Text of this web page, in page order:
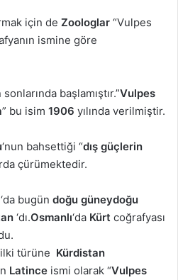
için de Zoologlar “Vulpes
ismine göre
başlamıştır.”Vulpes
” bu isim 1906 yılında verilmiştir.
‘nun bahsettiği “dış güçlerin
çürümektedir.
‘da bugün doğu güneydoğu
‘dı.Osmanlı‘da Kürt coğrafyası
türüne Kürdistan
Latince ismi olarak “Vulpes